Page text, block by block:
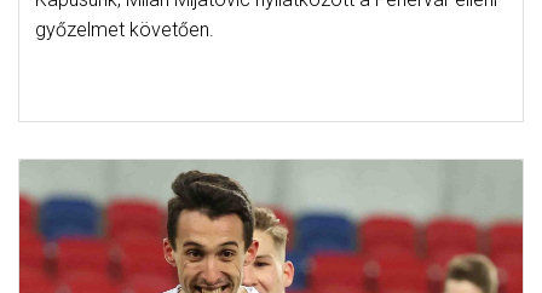
győzelmet követően.